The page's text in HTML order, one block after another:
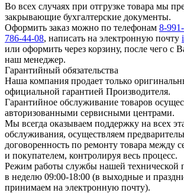
Во всех случаях при отгрузке товара мы
закрывающие бухгалтерские документы.
Оформить заказ можно по телефонам 8-
786-44-08, написать на электронную почту
или оформить через корзину, после чего с
наш менеджер.
Гарантийный обязательства
Наша компания продает только
официальной гарантией Производителя.
Гарантийное обслуживание товаров
авторизованными сервисными центрами.
Мы всегда оказываем поддержку на всех
обслуживания, осуществляем
договоренность по ремонту товара между
и покупателем, контролируя весь процесс.
Режим работы службы нашей технической
в неделю 09:00-18:00 (в выходные и
принимаем на электронную почту).